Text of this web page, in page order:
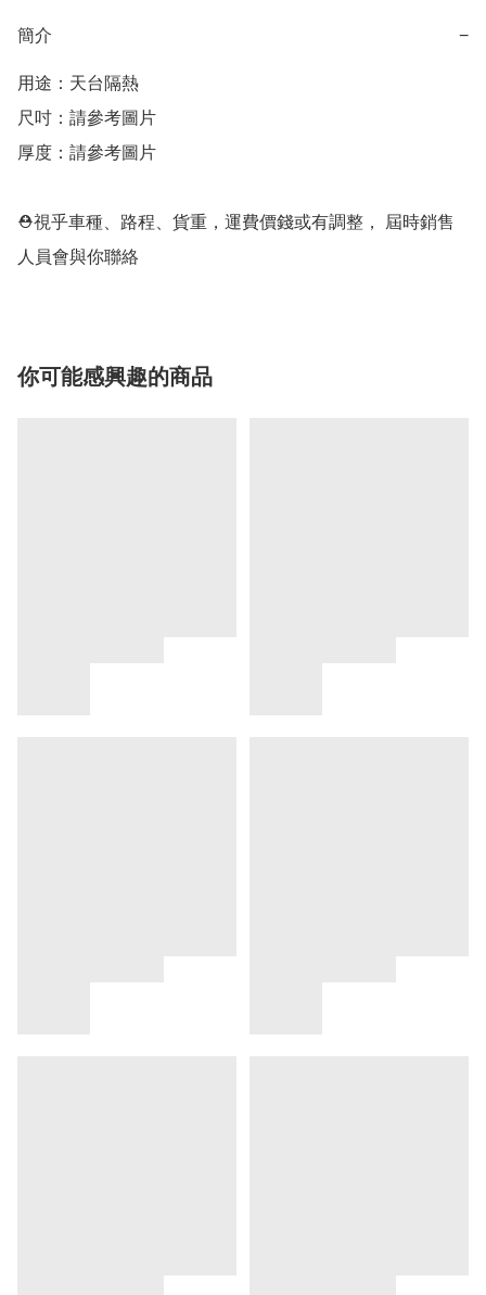
簡介 −
用途：天台隔熱
尺吋：請參考圖片
厚度：請參考圖片
⛑視乎車種、路程、貨重，運費價錢或有調整， 屆時銷售
人員會與你聯絡
你可能感興趣的商品